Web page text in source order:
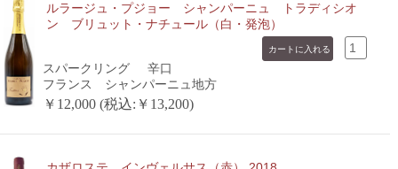
ルラージュ・プジョー シャンパーニュ トラディシオ
ン ブリュット・ナチュール（白・発泡）
スパークリング
辛口
フランス シャンパーニュ地方
￥12,000 (税込:￥13,200)